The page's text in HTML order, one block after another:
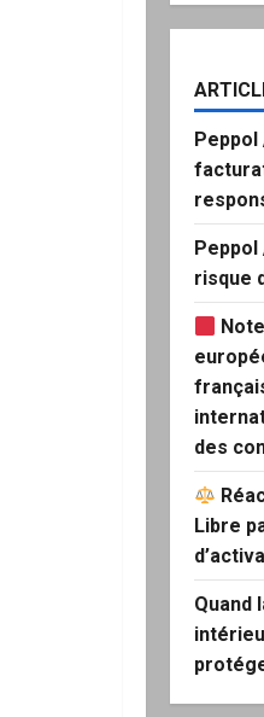
Peppol
Peppol
risque
des
Libre
Quand